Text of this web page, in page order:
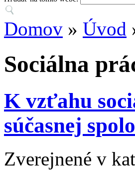
Domov » Úvod
Sociálna
K vzťahu
súčasnej
Zverejnené v